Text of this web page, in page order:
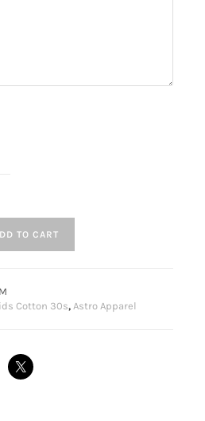
TO CART
Cotton 30s, Astro Apparel